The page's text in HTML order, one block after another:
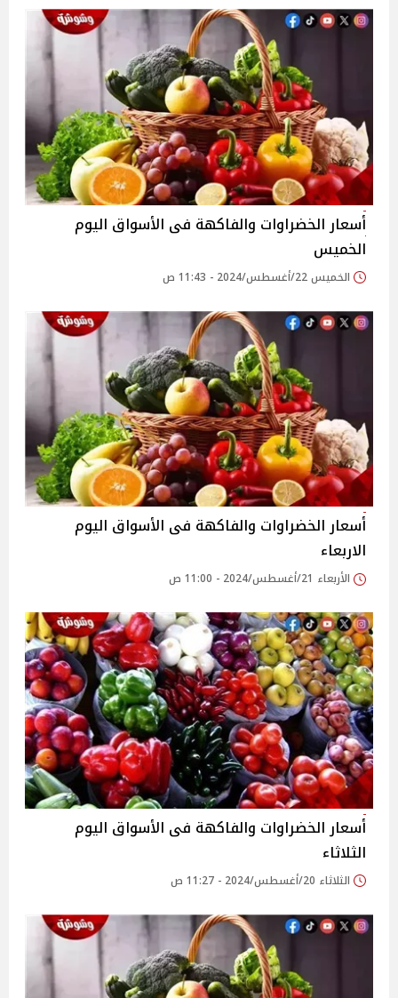
أسعار الخضراوات والفاكهة فى الأسواق‎‎ اليوم
الخميس
الخميس 22/أغسطس/2024 - 11:43 ص
أسعار الخضراوات والفاكهة فى الأسواق‎‎ اليوم
الاربعاء
الأربعاء 21/أغسطس/2024 - 11:00 ص
أسعار الخضراوات والفاكهة فى الأسواق‎‎ اليوم
الثلاثاء
الثلاثاء 20/أغسطس/2024 - 11:27 ص